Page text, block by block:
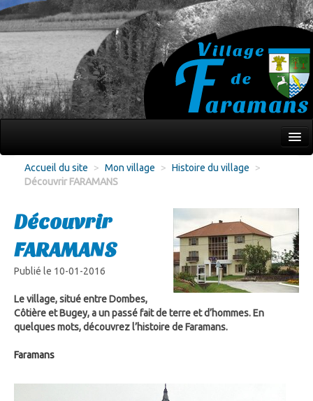
Écoles Jeunesse
Culture Loisirs
Associations
Environnement
Infos pratiques
Accueil du site > Mon village > Histoire du village
>
Découvrir FARAMANS
Découvrir
FARAMANS
Publié le 10-01-2016
Le village, situé entre Dombes,
Côtière et Bugey, a un passé fait de terre et d’hommes. En
quelques mots, découvrez l’histoire de Faramans.
Faramans